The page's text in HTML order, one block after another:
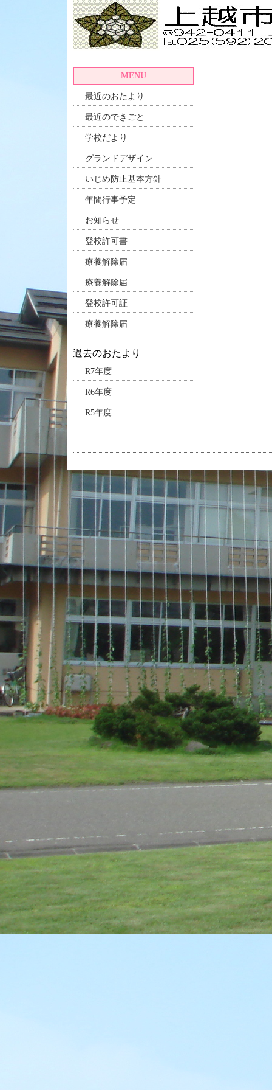
MENU
最近のおたより
最近のできごと
学校だより
グランドデザイン
いじめ防止基本方針
年間行事予定
お知らせ
登校許可書
療養解除届
療養解除届
登校許可証
療養解除届
過去のおたより
R7年度
R6年度
R5年度